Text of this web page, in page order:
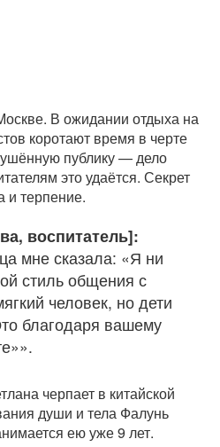
В ожидании отдыха на
коротают время в черте
публику — дело
это удаётся. Секрет
и терпение.
воспитатель]:
мне сказала: «Я ни
стиль общения с
человек, но дети
благодаря вашему
черпает в китайской
души и тела Фалунь
ею уже 9 лет.